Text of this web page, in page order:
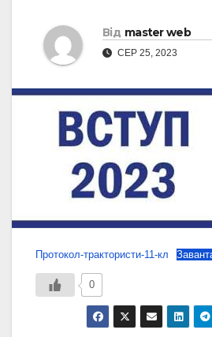
Від master web
СЕР 25, 2023
Протокол-трактористи-11-кл
0